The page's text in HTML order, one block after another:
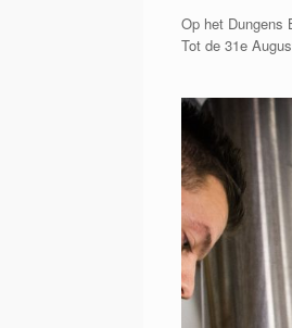
Op het Dungens
Tot de 31e